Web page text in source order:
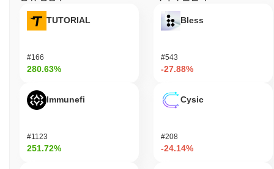
TUTORIAL
#166
280.63%
Immunefi
#1123
251.72%
Bless
#543
-27.88%
Cysic
#208
-24.14%